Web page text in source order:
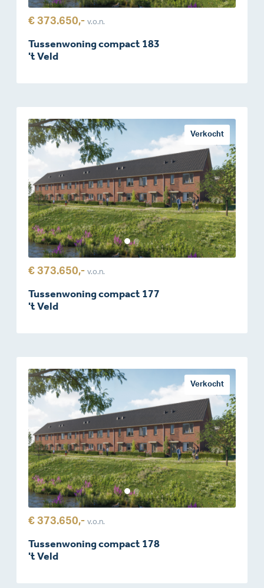
€ 373.650,- v.o.n.
Tussenwoning compact 183
't Veld
Verkocht
€ 373.650,- v.o.n.
Tussenwoning compact 177
't Veld
Verkocht
€ 373.650,- v.o.n.
Tussenwoning compact 178
't Veld